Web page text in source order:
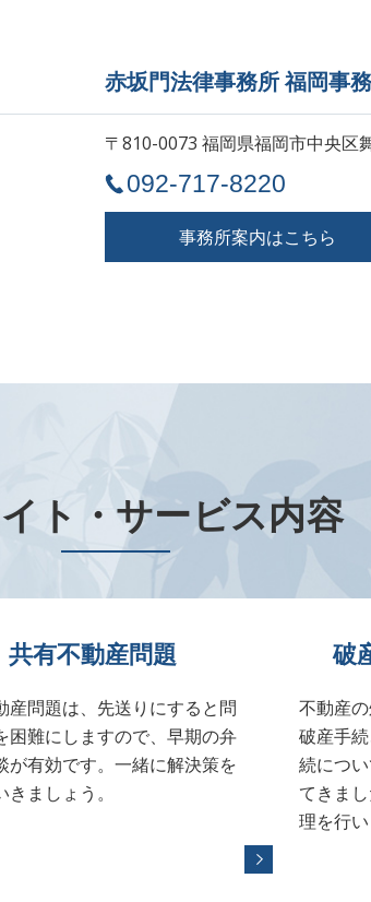
赤坂門法律事務所 福岡事
〒810-0073 福岡県福岡市中央区
092-717-8220
事務所案内はこちら
ト・サービス内容
共有不動産問題
産問題は、先送りにすると問
困難にしますので、早期の弁
が有効です。一緒に解決策を
ましょう。
破
不動産
破産手
続につ
てきま
理を行い